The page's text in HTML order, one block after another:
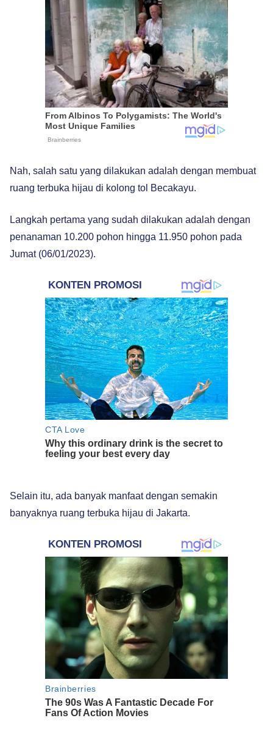
Nah, salah satu yang dilakukan adalah dengan membuat
ruang terbuka hijau di kolong tol Becakayu.
Langkah pertama yang sudah dilakukan adalah dengan
penanaman 10.200 pohon hingga 11.950 pohon pada
Jumat (06/01/2023).
Selain itu, ada banyak manfaat dengan semakin
banyaknya ruang terbuka hijau di Jakarta.